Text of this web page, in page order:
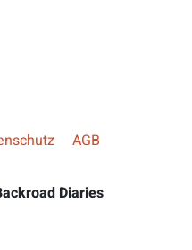
AGB
Diaries